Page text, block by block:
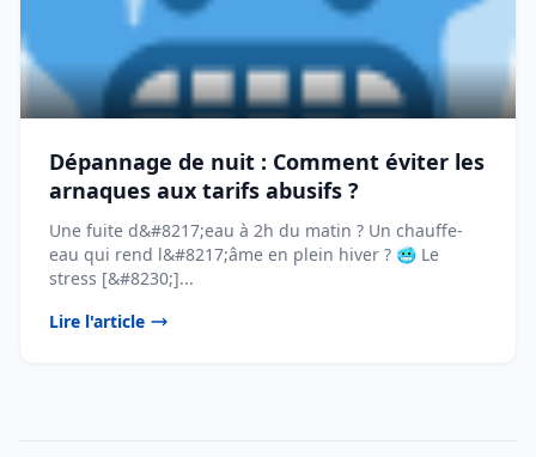
Dépannage de nuit : Comment éviter les
arnaques aux tarifs abusifs ?
Une fuite d&#8217;eau à 2h du matin ? Un chauffe-
eau qui rend l&#8217;âme en plein hiver ? 🥶 Le
stress [&#8230;]...
Lire l'article